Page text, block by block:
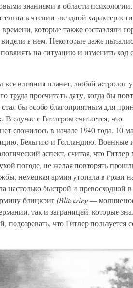
знаниями в области
в чтении звездной
которые также составляли
в нем. Некоторые даже
на ситуацию и изменить ход
все влияния планет, любой астролог
труда просчитать дату, когда бы
бы особо благоприятным для
случае с Гитлером считается, что
сложилось в начале 1940 года. 10
Бельгию и Голландию. Военные
аспект, считая, что Гитлер
погоде, не желая повторять
немецкая армия утопала в грязи
настолько быстрой и превосходной
блицкриг(Blitzkrieg —
так и заграницей, которые
что Гитлер пользуется